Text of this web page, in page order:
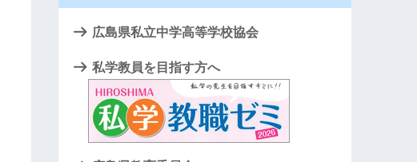
広島県私立中学高等学校協会
私学教員を目指す方へ